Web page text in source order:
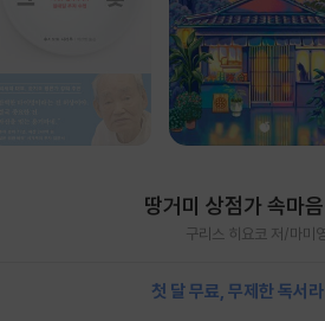
땅거미 상점가 속마
구리스 히요코 저/마미
첫 달 무료, 무제한 독서